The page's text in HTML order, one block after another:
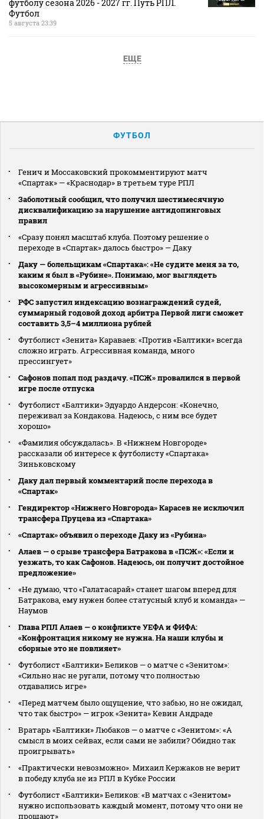
футболу сезона 2026 - 2027 гг. Путь РПЛ.
Футбол
5 августа 23:39
ЕЩЕ
ФУТБОЛ
Генич и Моссаковский прокомментируют матч
«Спартак» — «Краснодар» в третьем туре РПЛ
Заболотный сообщил, что получил шестимесячную
дисквалификацию за нарушение антидопинговых
правил
«Сразу понял масштаб клуба. Поэтому решение о
переходе в «Спартак» далось быстро» — Даку
Даку — болельщикам «Спартака»: «Не судите меня за то,
каким я был в «Рубине». Понимаю, мог выглядеть
высокомерным и агрессивным»
РФС запустил индексацию вознаграждений судей,
суммарный годовой доход арбитра Первой лиги сможет
составить 3,5–4 миллиона рублей
Футболист «Зенита» Караваев: «Против «Балтики» всегда
сложно играть. Агрессивная команда, много
прессингует»
Сафонов попал под раздачу. «ПСЖ» провалился в первой
игре после отпуска
Футболист «Балтики» Эдуардо Андерсон: «Конечно,
переживал за Кондакова. Надеюсь, с ним все будет
хорошо»
«Фамилия обсуждалась». В «Нижнем Новгороде»
рассказали об интересе к футболисту «Спартака»
Зиньковскому
Даку дал первый комментарий после перехода в
«Спартак»
Гендиректор «Нижнего Новгорода» Карасев не исключил
трансфера Пруцева из «Спартака»
«Спартак» объявил о переходе Даку из «Рубина»
Алаев — о срыве трансфера Батракова в «ПСЖ»: «Если и
уезжать, то как Сафонов. Надеюсь, он получит достойное
предложение»
«Не думаю, что «Галатасарай» станет шагом вперед для
Батракова, ему нужен более статусный клуб и команда» —
Наумов
Глава РПЛ Алаев — о конфликте УЕФА и ФИФА:
«Конфронтация никому не нужна. На наши клубы и
сборные это не повлияет»
Футболист «Балтики» Беликов — о матче с «Зенитом»:
«Сильно нас не ругали, потому что полностью
отдавались игре»
«Перед матчем было ощущение, что забью, но не ожидал,
что так быстро» — игрок «Зенита» Кевин Андраде
Вратарь «Балтики» Любаков — о матче с «Зенитом»: «А
смысл в моих сейвах, если сами не забили? Обидно так
проигрывать»
«Практически невозможно». Михаил Кержаков не верит
в победу клуба не из РПЛ в Кубке России
Футболист «Балтики» Беликов: «В матчах с «Зенитом»
нужно использовать каждый момент, потому что они не
прощают»